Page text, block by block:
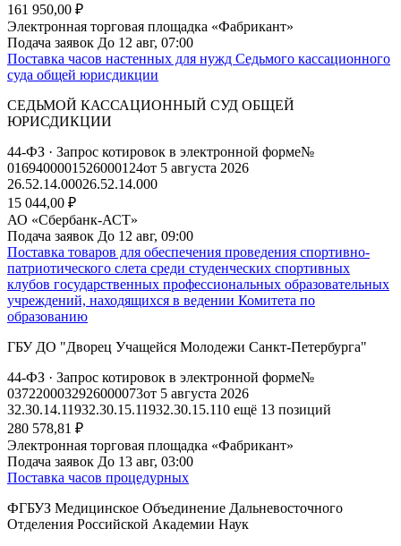
161 950,00 ₽
Электронная торговая площадка «Фабрикант»
Подача заявок До 12 авг, 07:00
Поставка часов настенных для нужд Седьмого кассационного
суда общей юрисдикции
СЕДЬМОЙ КАССАЦИОННЫЙ СУД ОБЩЕЙ
ЮРИСДИКЦИИ
44-ФЗ · Запрос котировок в электронной форме№
0169400001526000124от 5 августа 2026
26.52.14.00026.52.14.000
15 044,00 ₽
АО «Сбербанк-АСТ»
Подача заявок До 12 авг, 09:00
Поставка товаров для обеспечения проведения спортивно-
патриотического слета среди студенческих спортивных
клубов государственных профессиональных образовательных
учреждений, находящихся в ведении Комитета по
образованию
ГБУ ДО "Дворец Учащейся Молодежи Санкт-Петербурга"
44-ФЗ · Запрос котировок в электронной форме№
0372200032926000073от 5 августа 2026
32.30.14.11932.30.15.11932.30.15.110 ещё 13 позиций
280 578,81 ₽
Электронная торговая площадка «Фабрикант»
Подача заявок До 13 авг, 03:00
Поставка часов процедурных
ФГБУЗ Медицинское Объединение Дальневосточного
Отделения Российской Академии Наук